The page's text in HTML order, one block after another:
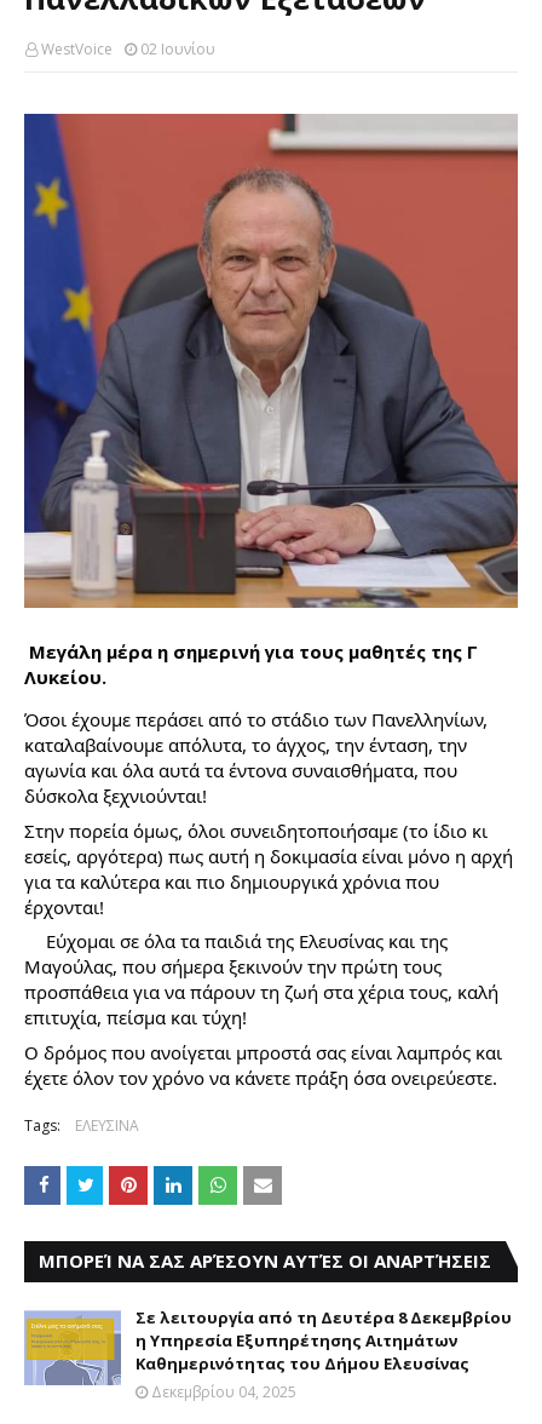
WestVoice 02 Ιουνίου
Μεγάλη μέρα η σημερινή για τους μαθητές της Γ
Λυκείου.
Όσοι έχουμε περάσει από το στάδιο των Πανελληνίων,
καταλαβαίνουμε απόλυτα, το άγχος, την ένταση, την
αγωνία και όλα αυτά τα έντονα συναισθήματα, που
δύσκολα ξεχνιούνται!
Στην πορεία όμως, όλοι συνειδητοποιήσαμε (το ίδιο κι
εσείς, αργότερα) πως αυτή η δοκιμασία είναι μόνο η αρχή
για τα καλύτερα και πιο δημιουργικά χρόνια που
έρχονται!
Εύχομαι σε όλα τα παιδιά της Ελευσίνας και της
Μαγούλας, που σήμερα ξεκινούν την πρώτη τους
προσπάθεια για να πάρουν τη ζωή στα χέρια τους, καλή
επιτυχία, πείσμα και τύχη!
Ο δρόμος που ανοίγεται μπροστά σας είναι λαμπρός και
έχετε όλον τον χρόνο να κάνετε πράξη όσα ονειρεύεστε.
Tags: ΕΛΕΥΣΙΝΑ
ΜΠΟΡΕΊ ΝΑ ΣΑΣ ΑΡΈΣΟΥΝ ΑΥΤΈΣ ΟΙ ΑΝΑΡΤΉΣΕΙΣ
Σε λειτουργία από τη Δευτέρα 8 Δεκεμβρίου
η Υπηρεσία Εξυπηρέτησης Αιτημάτων
Καθημερινότητας του Δήμου Ελευσίνας
Δεκεμβρίου 04, 2025